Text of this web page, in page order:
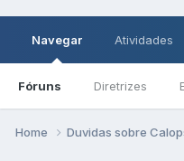
Navegar
Fóruns Diretrizes
Atividades
Home Duvidas sobre